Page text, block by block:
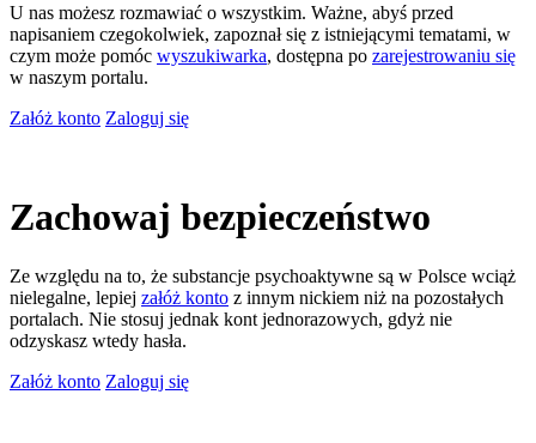
U nas możesz rozmawiać o wszystkim. Ważne, abyś przed
napisaniem czegokolwiek, zapoznał się z istniejącymi tematami, w
czym może pomóc wyszukiwarka, dostępna po zarejestrowaniu się
w naszym portalu.
Załóż konto Zaloguj się
Zachowaj bezpieczeństwo
Ze względu na to, że substancje psychoaktywne są w Polsce wciąż
nielegalne, lepiej załóż konto z innym nickiem niż na pozostałych
portalach. Nie stosuj jednak kont jednorazowych, gdyż nie
odzyskasz wtedy hasła.
Załóż konto Zaloguj się